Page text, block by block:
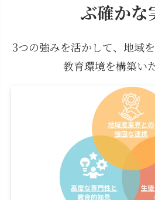
ぶ確かな
3つの強みを活かして、地域
教育環境を構築い